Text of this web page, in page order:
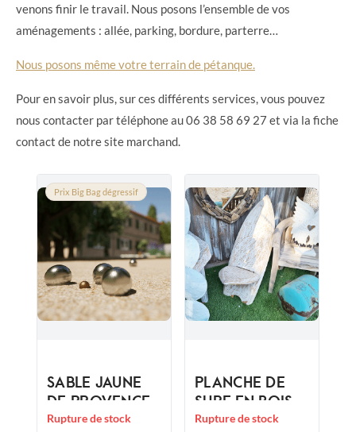
venons finir le travail. Nous posons l’ensemble de vos
aménagements : allée, parking, bordure, parterre…
Nous posons même votre terrain de pétanque.
Pour en savoir plus, sur ces différents services, vous pouvez
nous contacter par téléphone au 06 38 58 69 27 et via la fiche
contact de notre site marchand.
Prix Big Bag dégressif
SABLE JAUNE
DE PROVENCE
Rupture de stock
PLANCHE DE
SURF EN BOIS
DE COCOTIER
Rupture de stock